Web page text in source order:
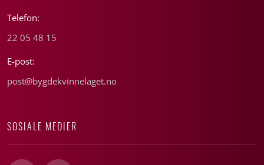
Telefon:
22 05 48 15
E-post:
post@bygdekvinnelaget.no
SOSIALE MEDIER